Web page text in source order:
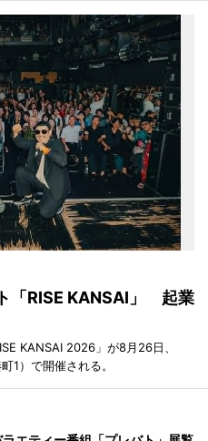
「RISE KANSAI」 起業
KANSAI 2026」が8月26日、
1）で開催される。